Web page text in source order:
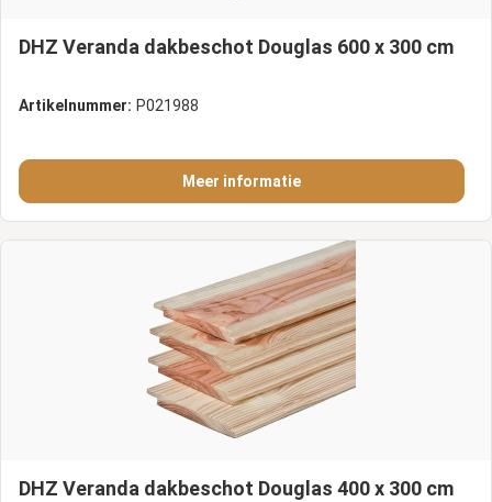
DHZ Veranda dakbeschot Douglas 600 x 300 cm
Artikelnummer: P021988
Meer informatie
DHZ Veranda dakbeschot Douglas 400 x 300 cm